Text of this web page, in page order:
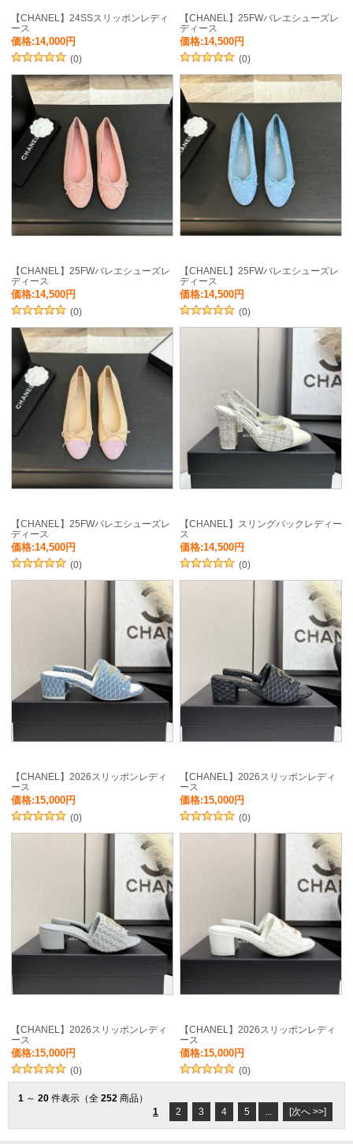
【CHANEL】24SSスリッポンレディ
ース
価格:14,000円
(0)
【CHANEL】25FWバレエシューズレ
ディース
価格:14,500円
(0)
【CHANEL】25FWバレエシューズレ
ディース
価格:14,500円
(0)
【CHANEL】25FWバレエシューズレ
ディース
価格:14,500円
(0)
【CHANEL】25FWバレエシューズレ
ディース
価格:14,500円
(0)
【CHANEL】スリングバックレディー
ス
価格:14,500円
(0)
【CHANEL】2026スリッポンレディ
ース
価格:15,000円
(0)
【CHANEL】2026スリッポンレディ
ース
価格:15,000円
(0)
【CHANEL】2026スリッポンレディ
ース
価格:15,000円
(0)
【CHANEL】2026スリッポンレディ
ース
価格:15,000円
(0)
1 ～ 20 件表示（全 252 商品）
1
2 3 4 5 ... [次へ >>]